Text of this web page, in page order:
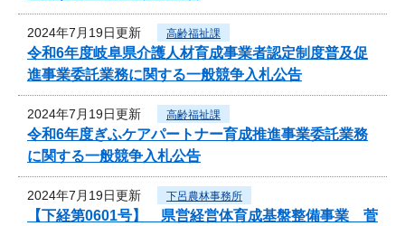
2024年7月19日更新 高齢福祉課
令和6年度岐阜県介護人材育成事業者認定制度普及促
進事業委託業務に関する一般競争入札公告
2024年7月19日更新 高齢福祉課
令和6年度ぎふケアパートナー育成推進事業委託業務
に関する一般競争入札公告
2024年7月19日更新 下呂農林事務所
【下経第0601号】 県営経営体育成基盤整備事業 菅